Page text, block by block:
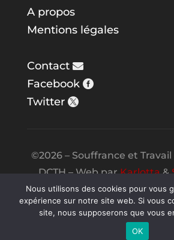
A propos
Mentions légales
Contact
Facebook
Twitter
©2026 – Souffrance et Travail
DCTH – Web parKarlotta&
Night
Nous utilisons des cookies pour vous
expérience sur notre site web. Si vous
site, nous supposerons que vous
OK